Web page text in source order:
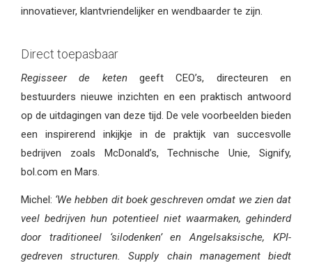
innovatiever, klantvriendelijker en wendbaarder te zijn.
Direct toepasbaar
Regisseer de ketengeeft CEO’s, directeuren en
bestuurders nieuwe inzichten en een praktisch antwoord
op de uitdagingen van deze tijd. De vele voorbeelden bieden
een inspirerend inkijkje in de praktijk van succesvolle
bedrijven zoals McDonald’s, Technische Unie, Signify,
bol.com en Mars.
Michel: ‘We hebben dit boek geschreven omdat we zien dat
veel bedrijven hun potentieel niet waarmaken, gehinderd
door traditioneel ‘silodenken’ en Angelsaksische, KPI-
gedreven structuren. Supply chain management biedt